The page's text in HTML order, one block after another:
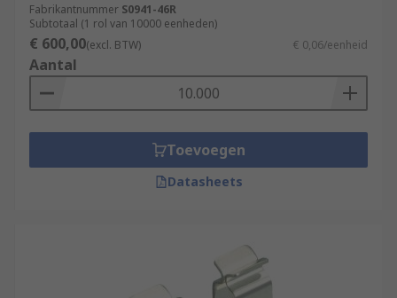
Fabrikantnummer S0941-46R
Subtotaal (1 rol van 10000 eenheden)
€ 600,00(excl. BTW) € 0,06/eenheid
Aantal
Toevoegen
Datasheets